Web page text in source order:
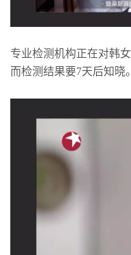
专业检测机构正在对韩
而检测结果要7天后知晓。